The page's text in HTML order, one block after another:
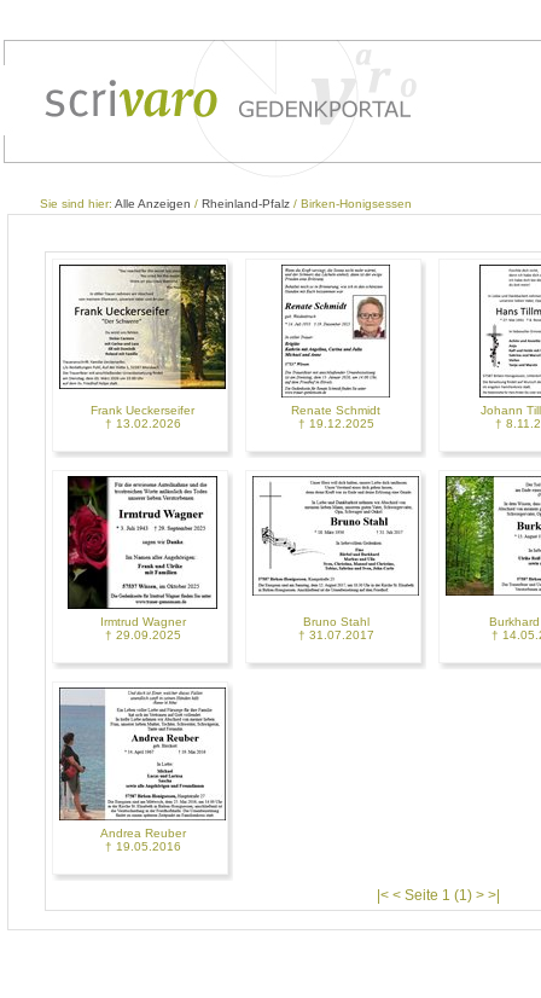
Sie sind hier: Alle Anzeigen / Rheinland-Pfalz / Birken-Honigsessen
Frank Ueckerseifer
† 13.02.2026
Renate Schmidt
† 19.12.2025
Johann
†
Irmtrud Wagner
† 29.09.2025
Bruno Stahl
† 31.07.2017
†
Andrea Reuber
† 19.05.2016
|< < Seite 1 (1) > >|